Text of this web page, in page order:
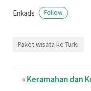
Enkads Follow
Paket wisata ke Turki
«Keramahan dan